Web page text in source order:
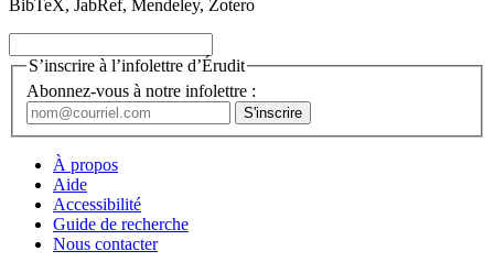
BibTeX, JabRef, Mendeley, Zotero
S’inscrire à l’infolettre d’Érudit
Abonnez-vous à notre infolettre :
À propos
Aide
Accessibilité
Guide de recherche
Nous contacter